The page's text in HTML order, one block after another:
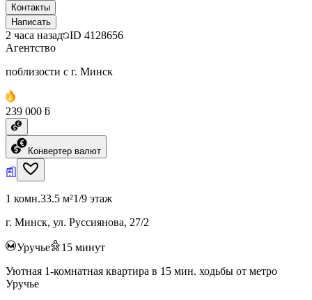
Контакты
Написать
2 часа назад ID 4128656
Агентство
поблизости с г. Минск
239 000 ƃ
Конвертер валют
1 комн.33.5 м²1/9 этаж
г. Минск, ул. Руссиянова, 27/2
Уручье 15 минут
Уютная 1-комнатная квартира в 15 мин. ходьбы от метро
Уручье